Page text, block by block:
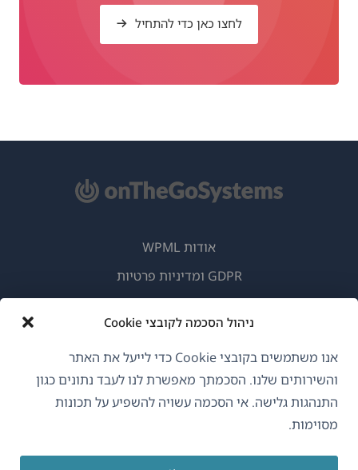
ניהול הסכמה לקובצי Cookie
אנו משתמשים בקובצי Cookie כדי לייעל את האתר
והשירותים שלנו. הסכמתך מאפשרת לנו לעבד נתונים כגון
התנהגות גלישה. אי הסכמה עשויה להשפיע על תכונות
מסוימות.
לחצו כאן כדי להתחיל
בחלון
אודות WPML
GDPR ומדיניות פרטיות
(נפתח
בחלון
חדש)
בחלון
חדש)
בחלון
חדש)
בחלון
חדש)